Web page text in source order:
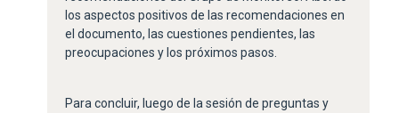
los aspectos positivos de las recomendaciones en
el documento, las cuestiones pendientes, las
preocupaciones y los próximos pasos.
Para concluir, luego de la sesión de preguntas y